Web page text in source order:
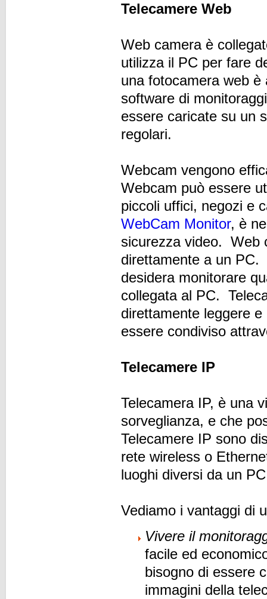
Telecamere Web
Web camera è
utilizza il PC per fare
una fotocamera web
software di
essere caricate su un
regolari.
Webcam vengono
Webcam può essere
piccoli uffici, negozi e
WebCam Monitor, è
sicurezza video. Web
direttamente a un PC.
desidera monitorare
collegata al PC.
direttamente leggere
essere condiviso
Telecamere IP
Telecamera IP, è una
sorveglianza, e che
Telecamere IP sono
rete wireless o
luoghi diversi da un
Vediamo i vantaggi di
Vivere il
facile ed
bisogno di essere
immagini della